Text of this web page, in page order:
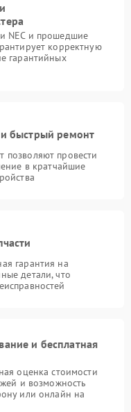
NEC и прошедшие
корректную
гарантийных
и быстрый ремонт
провести
в кратчайшие
гарантия на
детали, что
и бесплатная
оценка стоимости
и возможность
или онлайн на